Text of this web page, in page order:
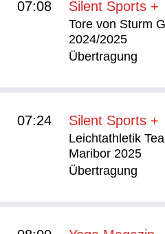
07:08 Silent Sports +
Tore von Sturm
2024/2025
Übertragung
07:24 Silent Sports +
Leichtathletik
Maribor 2025
Übertragung